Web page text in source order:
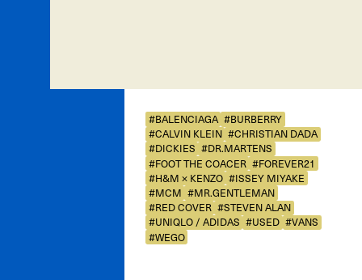
#BALENCIAGA #BURBERRY
#CALVIN KLEIN #CHRISTIAN DADA
#DICKIES #DR.MARTENS
#FOOT THE COACER #FOREVER21
#H&M × KENZO #ISSEY MIYAKE
#MCM #MR.GENTLEMAN
#RED COVER #STEVEN ALAN
#UNIQLO / ADIDAS #USED #VANS
#WEGO